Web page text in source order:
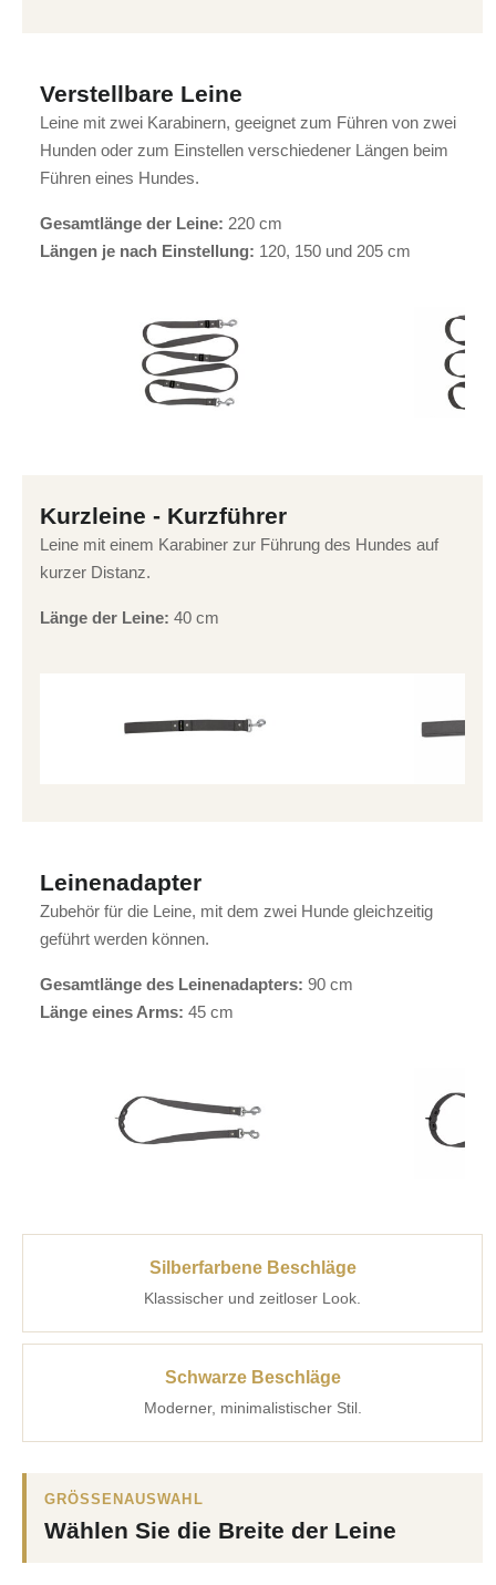
Verstellbare Leine
Leine mit zwei Karabinern, geeignet zum Führen von zwei
Hunden oder zum Einstellen verschiedener Längen beim
Führen eines Hundes.
Gesamtlänge der Leine: 220 cm
Längen je nach Einstellung: 120, 150 und 205 cm
Kurzleine - Kurzführer
Leine mit einem Karabiner zur Führung des Hundes auf
kurzer Distanz.
Länge der Leine: 40 cm
Leinenadapter
Zubehör für die Leine, mit dem zwei Hunde gleichzeitig
geführt werden können.
Gesamtlänge des Leinenadapters: 90 cm
Länge eines Arms: 45 cm
Silberfarbene Beschläge
Klassischer und zeitloser Look.
Schwarze Beschläge
Moderner, minimalistischer Stil.
GRÖSSENAUSWAHL
Wählen Sie die Breite der Leine